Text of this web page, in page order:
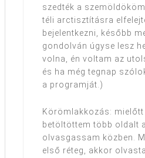
szedték a
téli arctisztításra
bejelentkezni, később
gondolván úgyse lesz
volna, én voltam az
és ha még tegnap
a programját.)
Körömlakkozás: mielőtt
betöltöttem több oldalt
olvasgassam közben.
első réteg, akkor